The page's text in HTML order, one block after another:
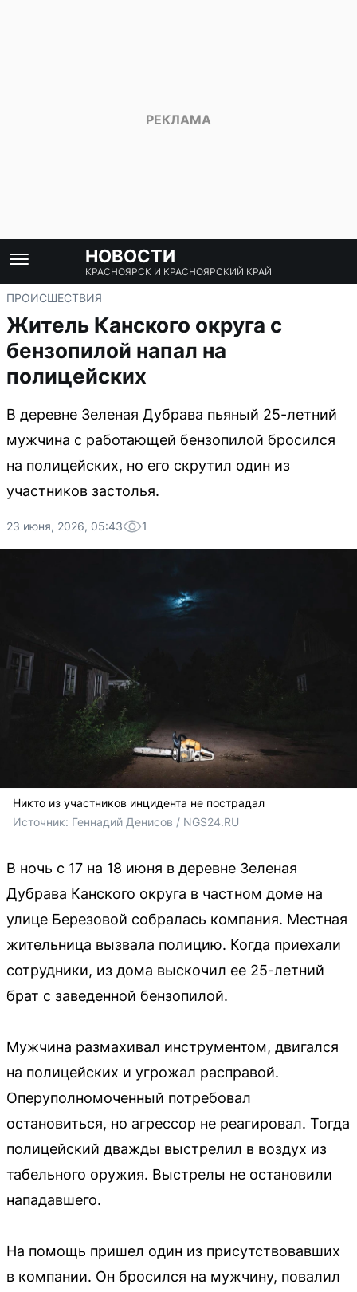
НОВОСТИ
КРАСНОЯРСК И КРАСНОЯРСКИЙ КРАЙ
ПРОИСШЕСТВИЯ
Житель Канского округа с
бензопилой напал на
полицейских
В деревне Зеленая Дубрава пьяный 25-летний
мужчина с работающей бензопилой бросился
на полицейских, но его скрутил один из
участников застолья.
23 июня, 2026, 05:43 1
Никто из участников инцидента не пострадал
Источник: Геннадий Денисов / NGS24.RU
В ночь с 17 на 18 июня в деревне Зеленая
Дубрава Канского округа в частном доме на
улице Березовой собралась компания. Местная
жительница вызвала полицию. Когда приехали
сотрудники, из дома выскочил ее 25-летний
брат с заведенной бензопилой.
Мужчина размахивал инструментом, двигался
на полицейских и угрожал расправой.
Оперуполномоченный потребовал
остановиться, но агрессор не реагировал. Тогда
полицейский дважды выстрелил в воздух из
табельного оружия. Выстрелы не остановили
нападавшего.
На помощь пришел один из присутствовавших
в компании. Он бросился на мужчину, повалил